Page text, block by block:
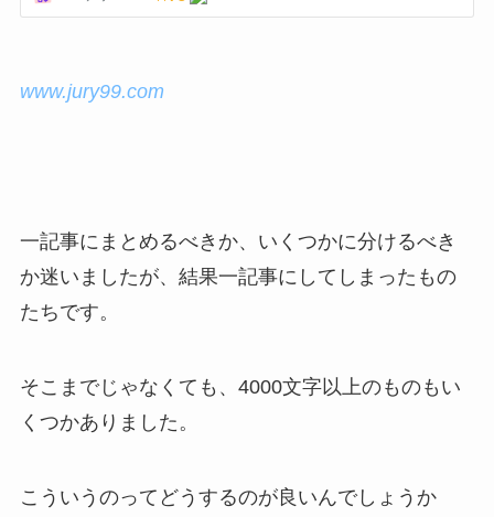
www.jury99.com
一記事にまとめるべきか、いくつかに分けるべき
か迷いましたが、結果一記事にしてしまったもの
たちです。
そこまでじゃなくても、4000文字以上のものもい
くつかありました。
こういうのってどうするのが良いんでしょうか